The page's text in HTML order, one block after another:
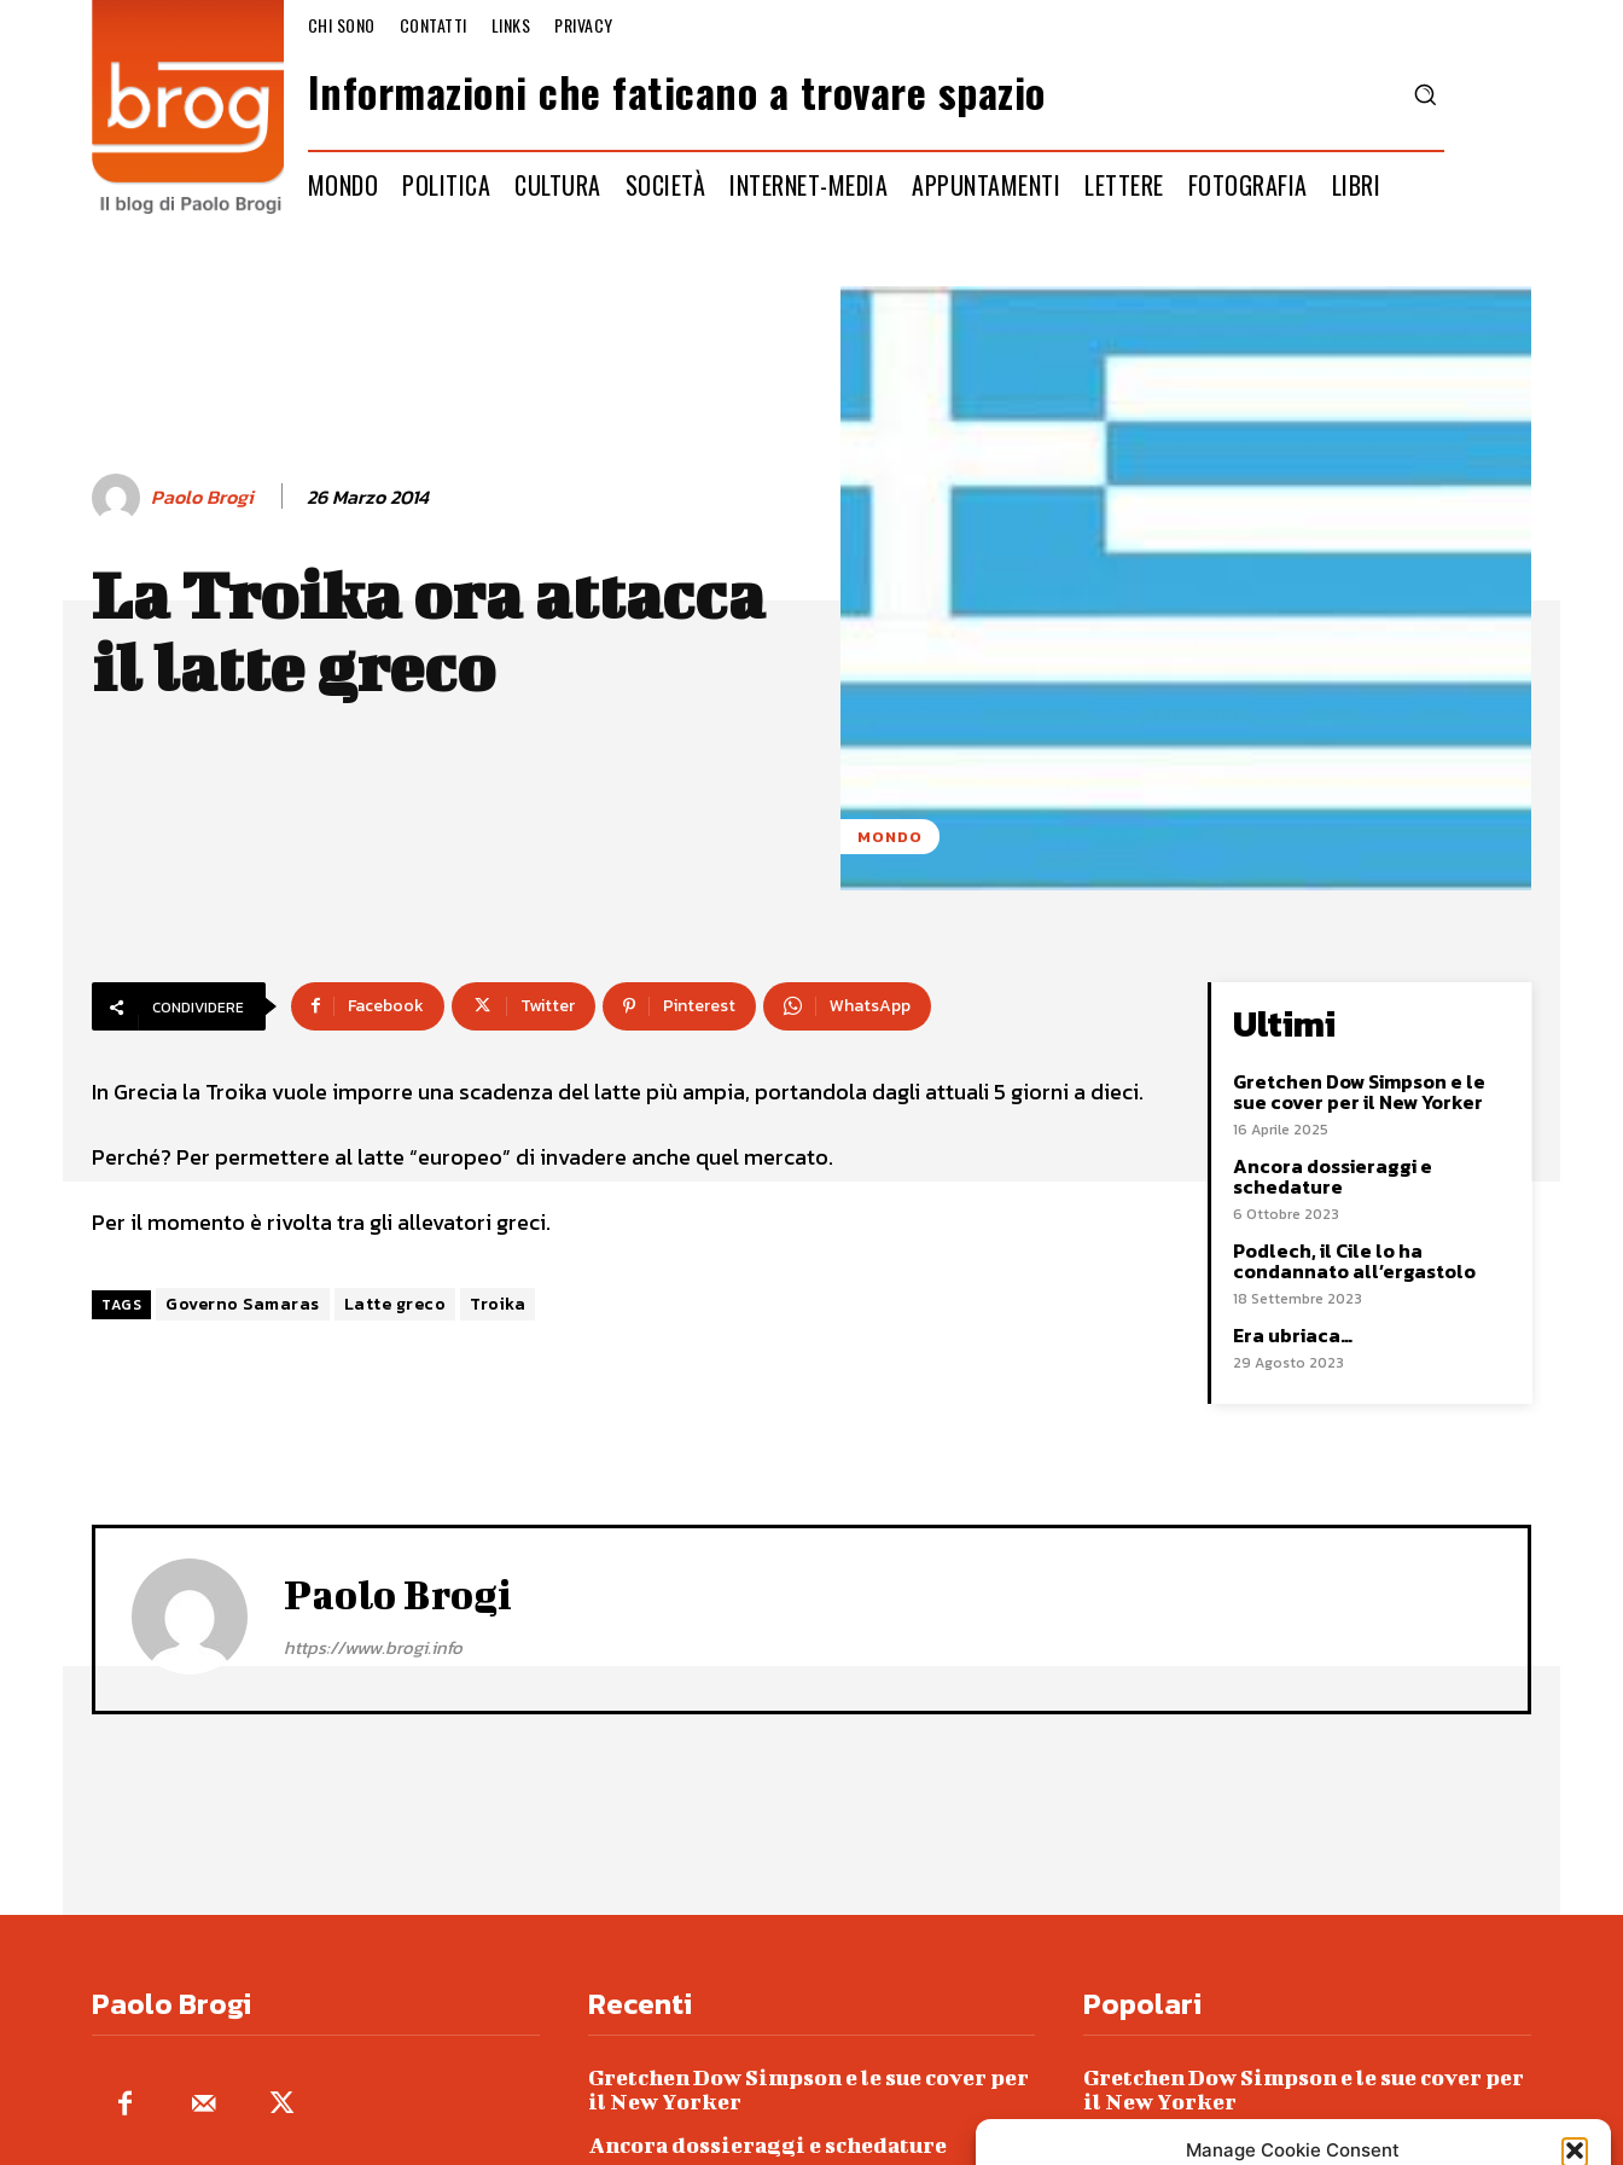
Manage Cookie Consent
CHI SONO CONTATTI LINKS PRIVACY
Informazioni che faticano a trovare spazio
MONDO POLITICA CULTURA SOCIETÀ INTERNET-MEDIA APPUNTAMENTI LETTERE FOTOGRAFIA LIBRI
Paolo Brogi 26 Marzo 2014
La Troika ora attacca
il latte greco
MONDO
CONDIVIDERE Facebook Twitter Pinterest WhatsApp
In Grecia la Troika vuole imporre una scadenza del latte più ampia, portandola dagli attuali 5 giorni a dieci.
Perché? Per permettere al latte “europeo” di invadere anche quel mercato.
Per il momento è rivolta tra gli allevatori greci.
TAGS Governo Samaras Latte greco Troika
Ultimi
Gretchen Dow Simpson e le
sue cover per il New Yorker
16 Aprile 2025
Ancora dossieraggi e
schedature
6 Ottobre 2023
Podlech, il Cile lo ha
condannato all’ergastolo
18 Settembre 2023
Era ubriaca…
29 Agosto 2023
Paolo Brogi
https://www.brogi.info
Paolo Brogi Recenti
Gretchen Dow Simpson e le sue cover per
il New Yorker
Ancora dossieraggi e schedature
Popolari
Gretchen Dow Simpson e le sue cover per
il New Yorker
Ancora dossieraggi e schedature